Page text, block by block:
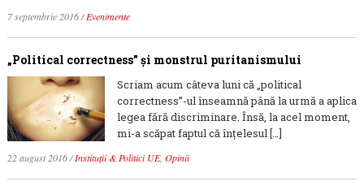
7 septembrie 2016/Evenimente
„Political correctness” şi monstrul puritanismului
Scriam acum câteva luni că „political
correctness”-ul înseamnă până la urmă a aplica
legea fără discriminare. Însă, la acel moment,
mi-a scăpat faptul că înțelesul […]
22 august 2016/Instituții & Politici UE, Opinii